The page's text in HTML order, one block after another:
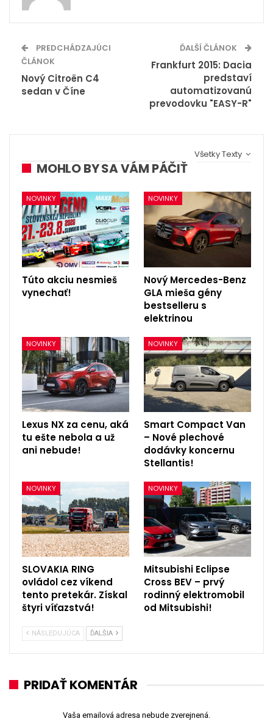
PREDCHÁDZAJÚCI
ČLÁNOK
Nový Citroën C4
sedan v Číne
ĎALŠÍ ČLÁNOK
Frankfurt 2015: Dacia
predstaví
automatizovanú
prevodovku "EASY-R"
Všetky Texty
MOHLO BY SA VÁM PÁČIŤ
NOVINKY
Túto akciu nesmieš
vynechať!
NOVINKY
Nový Mercedes-Benz
GLA mieša gény
bestselleru s
elektrinou
NOVINKY
Lexus NX za cenu, aká
tu ešte nebola a už
ani nebude!
NOVINKY
Smart Compact Van
– Nové plechové
dodávky koncernu
Stellantis!
NOVINKY
SLOVAKIA RING
ovládol cez víkend
tento pretekár. Získal
štyri víťazstvá!
NOVINKY
Mitsubishi Eclipse
Cross BEV – prvý
rodinný elektromobil
od Mitsubishi!
NÁSLEDUJÚCA ĎALŠIA
PRIDAŤ KOMENTÁR
Vaša emailová adresa nebude zverejnená.